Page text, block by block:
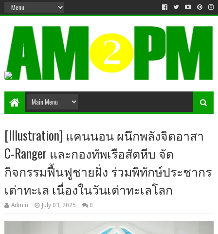
Matter & Entertainment
[Illustration] แคนนอน ผนึกพลังจิตอาสา
C-Ranger และกองทัพเรือสัตหีบ จัด
กิจกรรมฟื้นฟูชายฝั่ง ร่วมพิทักษ์ประชากร
เต่าทะเล เนื่องในวันเต่าทะเลโลก
Admin July 03, 2025 0